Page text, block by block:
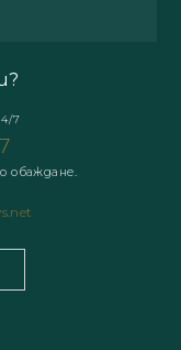
7
обаждане.